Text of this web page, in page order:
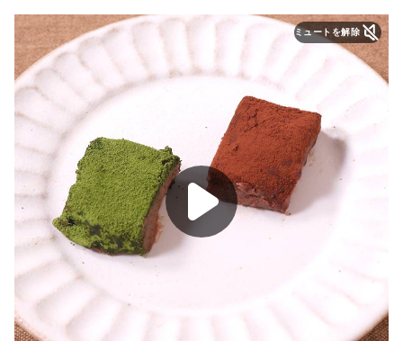
ミュートを解除